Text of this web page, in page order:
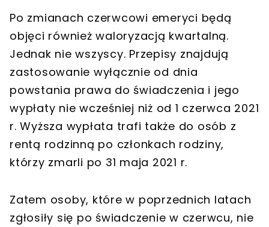
Po zmianach czerwcowi emeryci będą
objęci również waloryzacją kwartalną.
Jednak nie wszyscy. Przepisy znajdują
zastosowanie wyłącznie od dnia
powstania prawa do świadczenia i jego
wypłaty nie wcześniej niż od 1 czerwca 2021
r. Wyższa wypłata trafi także do osób z
rentą rodzinną po członkach rodziny,
którzy zmarli po 31 maja 2021 r.
Zatem osoby, które w poprzednich latach
zgłosiły się po świadczenie w czerwcu, nie